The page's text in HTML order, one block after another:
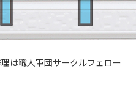
建てたい方！急げ
は職人軍団サークルフェロー